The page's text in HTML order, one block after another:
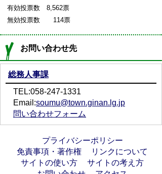
有効投票数 8,562票
無効投票数 114票
お問い合わせ先
総務人事課
TEL:058-247-1331
Email:soumu@town.ginan.lg.jp
問い合わせフォーム
プライバシーポリシー
免責事項・著作権
リンクについて
サイトの使い方
サイトの考え方